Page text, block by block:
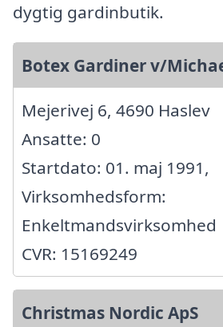
dygtig gardinbutik.
Botex Gardiner v/
Mejerivej 6, 4690 Haslev
Ansatte: 0
Startdato: 01. maj 1991,
Virksomhedsform:
Enkeltmandsvirksomhed
CVR: 15169249
Christmas Nordic ApS